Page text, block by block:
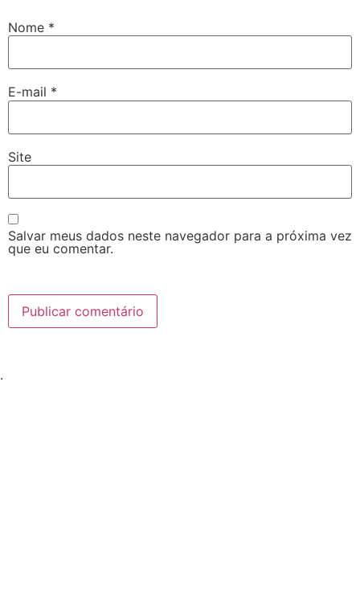
Nome *
E-mail *
Site
Salvar meus dados neste navegador para a próxima vez
que eu comentar.
.